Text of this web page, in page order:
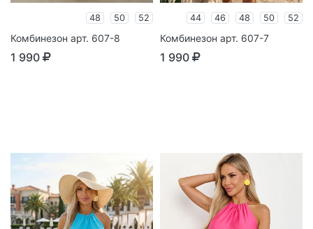
48 50 52
Комбинезон арт. 607-8
1 990
44 46 48 50 52
Комбинезон арт. 607-7
1 990